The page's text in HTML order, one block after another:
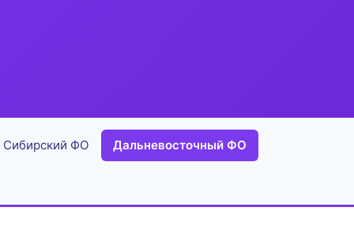
Сибирский ФО Дальневосточный ФО